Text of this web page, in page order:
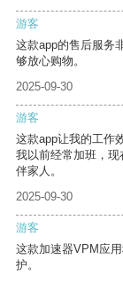
游客
这款app的售后服务
够放心购物。
2025-09-30
游客
这款app让我的工作
我以前经常加班，
伴家人。
2025-09-30
游客
这款加速器VPM应
护。